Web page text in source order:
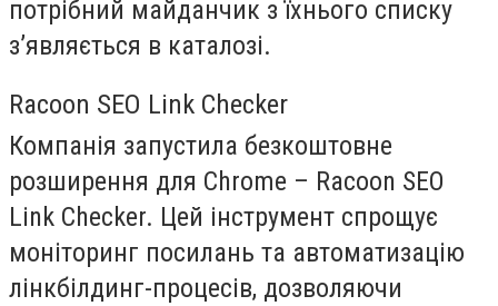
потрібний майданчик з їхнього списку
з’являється в каталозі.
Racoon SEO Link Checker
Компанія запустила безкоштовне
розширення для Chrome – Racoon SEO
Link Checker. Цей інструмент спрощує
моніторинг посилань та автоматизацію
лінкбілдинг-процесів, дозволяючи